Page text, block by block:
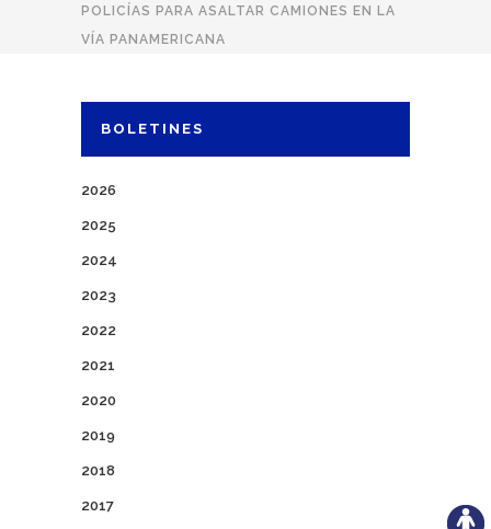
POLICÍAS PARA ASALTAR CAMIONES EN LA
VÍA PANAMERICANA
BOLETINES
2026
2025
2024
2023
2022
2021
2020
2019
2018
2017